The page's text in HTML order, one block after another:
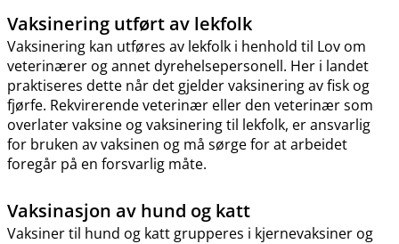
Vaksinering utført av lekfolk
Vaksinering kan utføres av lekfolk i henhold til Lov om
veterinærer og annet dyrehelsepersonell. Her i landet
praktiseres dette når det gjelder vaksinering av fisk og
fjørfe. Rekvirerende veterinær eller den veterinær som
overlater vaksine og vaksinering til lekfolk, er ansvarlig
for bruken av vaksinen og må sørge for at arbeidet
foregår på en forsvarlig måte.
Vaksinasjon av hund og katt
Vaksiner til hund og katt grupperes i kjernevaksiner og